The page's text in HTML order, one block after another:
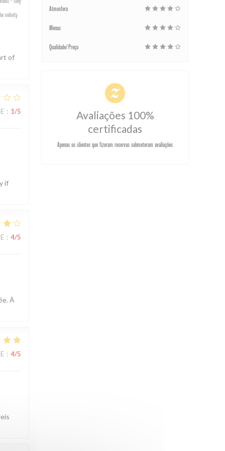
velvety
of
: 1/5
if
: 4/5
À
: 4/5
Atmosfera
Menus
Qualidade/Preço
Avaliações 100%
certificadas
Apenas os clientes que fizeram reservas submeteram avaliações